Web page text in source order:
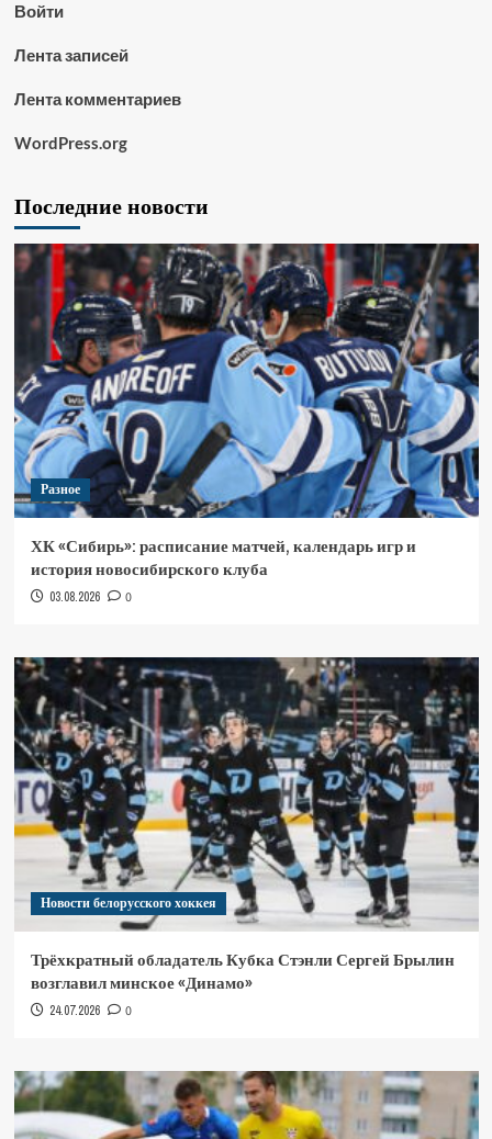
Войти
Лента записей
Лента комментариев
WordPress.org
Последние новости
Разное
ХК «Сибирь»: расписание матчей, календарь игр и
история новосибирского клуба
03.08.2026 0
Новости белорусского хоккея
Трёхкратный обладатель Кубка Стэнли Сергей Брылин
возглавил минское «Динамо»
24.07.2026 0